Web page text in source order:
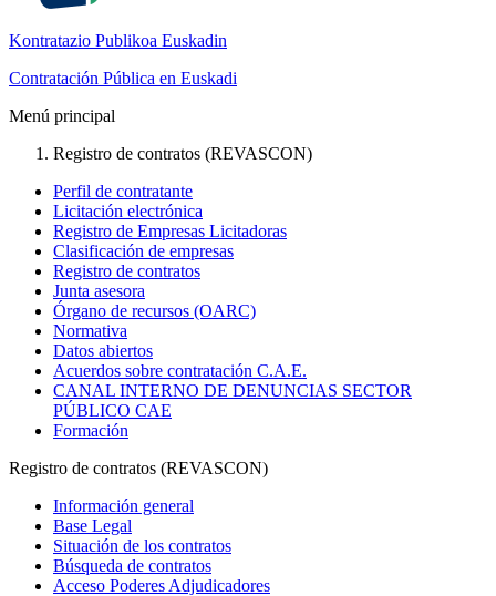
Kontratazio Publikoa Euskadin
Contratación Pública en Euskadi
Menú principal
Registro de contratos (REVASCON)
Perfil de contratante
Licitación electrónica
Registro de Empresas Licitadoras
Clasificación de empresas
Registro de contratos
Junta asesora
Órgano de recursos (OARC)
Normativa
Datos abiertos
Acuerdos sobre contratación C.A.E.
CANAL INTERNO DE DENUNCIAS SECTOR
PÚBLICO CAE
Formación
Registro de contratos (REVASCON)
Información general
Base Legal
Situación de los contratos
Búsqueda de contratos
Acceso Poderes Adjudicadores